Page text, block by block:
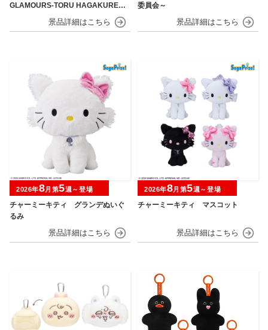
GLAMOURS-TORU HAGAKURE＆
MINA ASHIDO-
委員会～
チャーミーキティ グランデぬいぐ
るみ
2026年8月第5週～登場
チャーミーキティ マスコット
2026年8月第5週～登場